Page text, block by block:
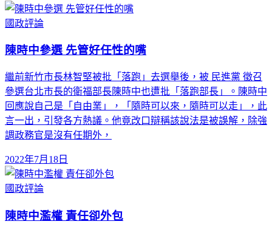
國政評論
陳時中參選 先管好任性的嘴
繼前新竹市長林智堅被批「落跑」去選舉後，被 民進黨 徵召
參選台北市長的衛福部長陳時中也遭批「落跑部長」。陳時中
回應說自己是「自由業」，「隨時可以來，隨時可以走」，此
言一出，引發各方熱議。他竟改口辯稱該說法是被誤解，除強
調政務官是沒有任期外，
2022年7月18日
國政評論
陳時中濫權 責任卻外包